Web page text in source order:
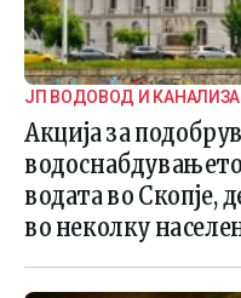
ЈП ВОДОВОД И
Акција за
водата во Скопје,
во неколку